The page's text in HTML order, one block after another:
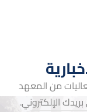
من المعهد
بريدك الإلكتروني.